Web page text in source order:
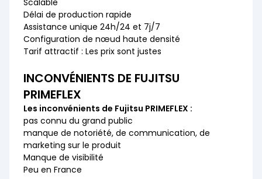
Scalable
Délai de production rapide
Assistance unique 24h/24 et 7j/7
Configuration de nœud haute densité
Tarif attractif : Les prix sont justes
INCONVÉNIENTS DE FUJITSU
PRIMEFLEX
Les inconvénients de Fujitsu PRIMEFLEX :
pas connu du grand public
manque de notoriété, de communication, de
marketing sur le produit
Manque de visibilité
Peu en France